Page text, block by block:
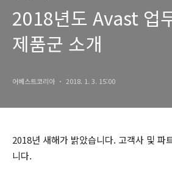
2018년도 Avast 업
제품군 소개
어베스트코리아 2018. 1. 3. 15:00
2018년 새해가 밝았습니다. 고객사 및 파
니다.